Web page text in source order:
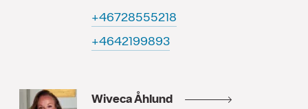
81255582764+
3989912464+
Wiveca Åhlund